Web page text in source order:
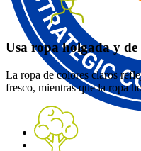
Usa ropa holgada y de
La ropa de colores claros
fresco, mientras que la ropa
Follow us on twitter
Follow us on facebook